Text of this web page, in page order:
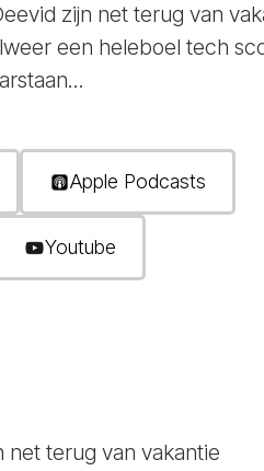
zijn net terug van
een heleboel tech
Apple Podcasts
Youtube
net terug van vakantie